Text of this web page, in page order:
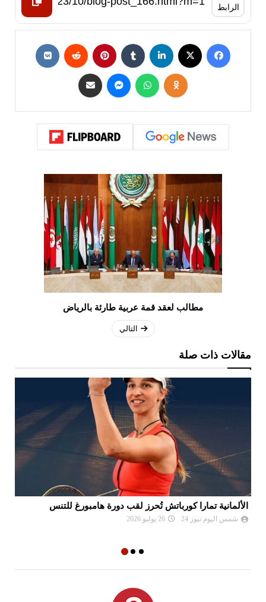
الرابط
مطالب لعقد قمة عربية طارئة بالرياض
التالي
مقالات ذات صلة
الألمانية تمارا كورباتش تُحرز لقب دورة هامبورغ للتنس
شمس اليوم نيوز 24 26 يوليو 2026